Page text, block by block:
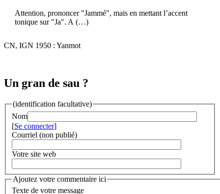
Attention, prononcer "Jammé", mais en mettant l’accent
tonique sur "Ja". A (…)
CN, IGN 1950 : Yanmot
Un gran de sau ?
(identification facultative)
Nom
[Se connecter]
Courriel (non publié)
Votre site web
Ajoutez votre commentaire ici
Texte de votre message